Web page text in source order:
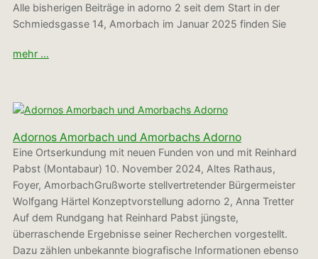
Alle bisherigen Beiträge in adorno 2 seit dem Start in der
Schmiedsgasse 14, Amorbach im Januar 2025 finden Sie
mehr …
Adornos Amorbach und Amorbachs Adorno
Eine Ortserkundung mit neuen Funden von und mit Reinhard
Pabst (Montabaur) 10. November 2024, Altes Rathaus,
Foyer, AmorbachGrußworte stellvertretender Bürgermeister
Wolfgang Härtel Konzeptvorstellung adorno 2, Anna Tretter
Auf dem Rundgang hat Reinhard Pabst jüngste,
überraschende Ergebnisse seiner Recherchen vorgestellt.
Dazu zählen unbekannte biografische Informationen ebenso